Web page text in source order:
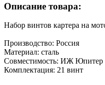
Описание товара:
Набор винтов картера на
Производство: Россия
Материал: сталь
Совместимость: ИЖ Юпитер
Комплектация: 21 винт